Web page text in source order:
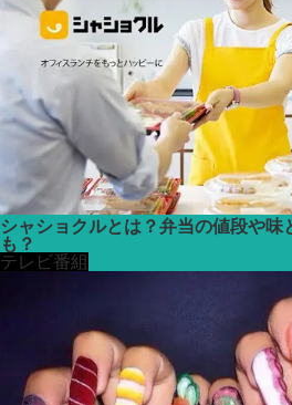
シャショクルとは？弁当の値段や味
も？
テレビ番組